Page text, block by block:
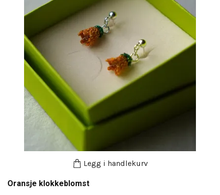
Legg i handlekurv
Oransje klokkeblomst